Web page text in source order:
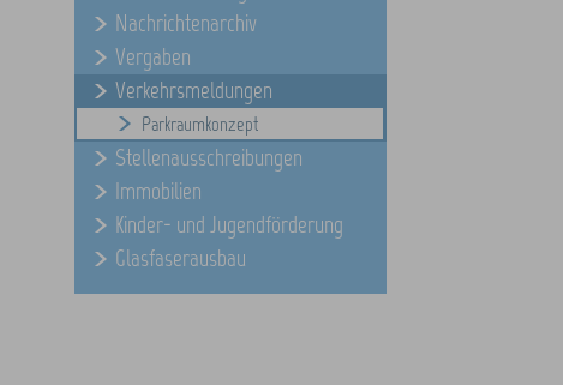
Nachrichtenarchiv
Vergaben
Verkehrsmeldungen
Parkraumkonzept
Stellenausschreibungen
Immobilien
Kinder- und Jugendförderung
Glasfaserausbau